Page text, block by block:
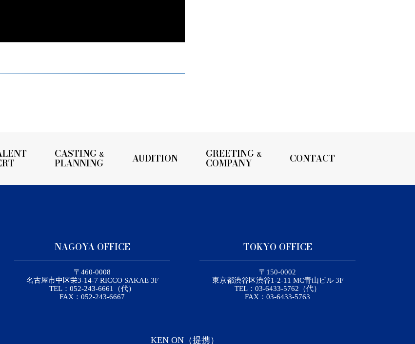
CASTING &
PLANNING AUDITION GREETING &
COMPANY CONTACT
NAGOYA OFFICE
〒460-0008
名古屋市中区栄3-14-7 RICCO SAKAE 3F
TEL：052-243-6661（代）
FAX：052-243-6667
TOKYO OFFICE
〒150-0002
東京都渋谷区渋谷1-2-11 MC青山ビル 3F
TEL：03-6433-5762（代）
FAX：03-6433-5763
KEN ON（提携）